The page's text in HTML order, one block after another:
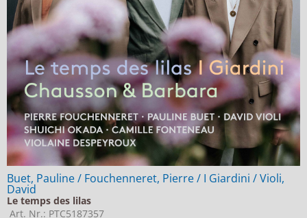
Buet, Pauline / Fouchenneret, Pierre / I Giardini / Violi,
David
Le temps des lilas
Art. Nr.: PTC5187357